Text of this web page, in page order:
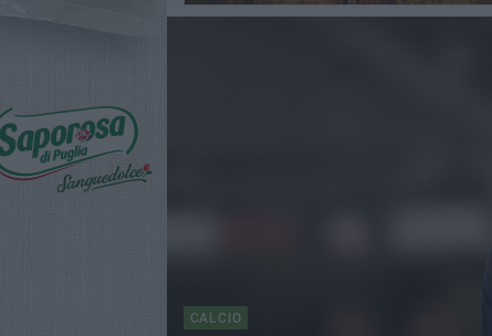
CALCIO